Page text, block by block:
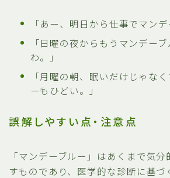
「あー、明日から仕事でマン
「日曜の夜からもうマンデー
わ。」
「月曜の朝、眠いだけじゃな
ーもひどい。」
誤解しやすい点・注意点
「マンデーブルー」はあくまで気
すものであり、医学的な診断に基づ